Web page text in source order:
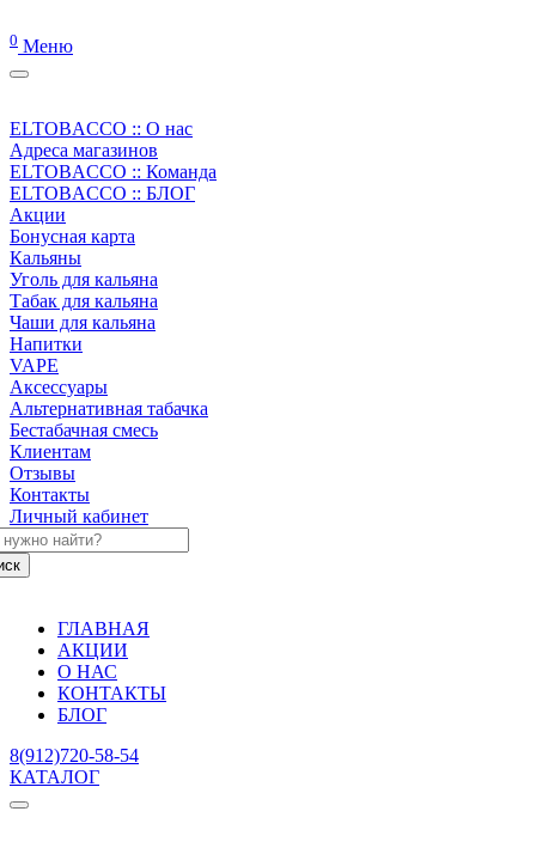
0 Меню
ELTOBACCO :: О нас
Адреса магазинов
ELTOBACCO :: Команда
ELTOBACCO :: БЛОГ
Акции
Бонусная карта
Кальяны
Уголь для кальяна
Табак для кальяна
Чаши для кальяна
Напитки
VAPE
Аксессуары
Альтернативная табачка
Бестабачная смесь
Клиентам
Отзывы
Контакты
Личный кабинет
ГЛАВНАЯ
АКЦИИ
О НАС
КОНТАКТЫ
БЛОГ
8(912)720-58-54
КАТАЛОГ